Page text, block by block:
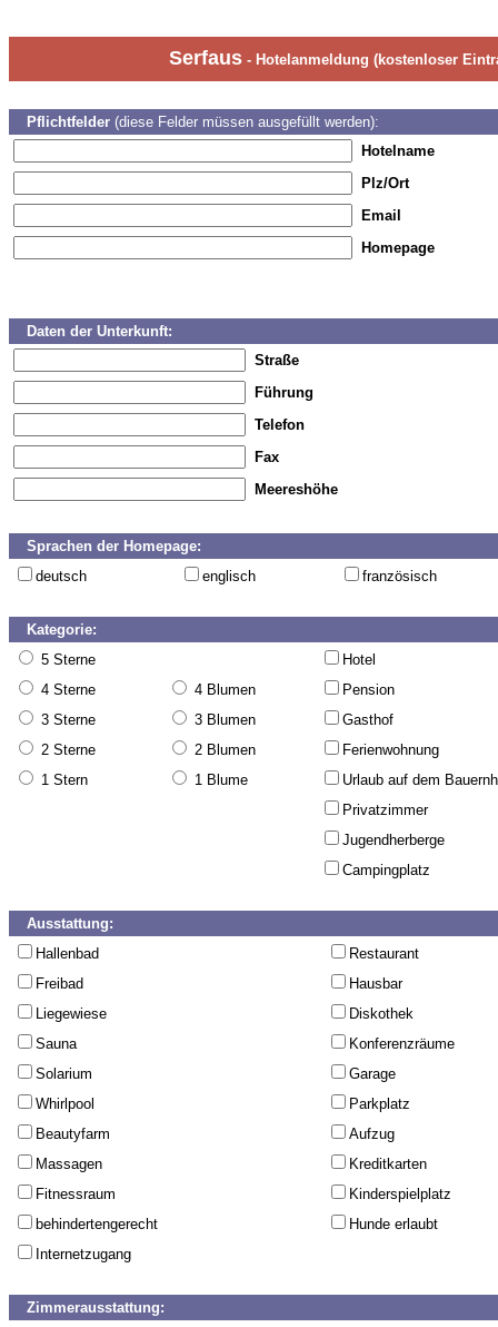
Serfaus- Hotelanmeldung (kostenloser
Pflichtfelder (diese Felder müssen ausgefüllt werden):
Hotelname
Plz/Ort
Email
Homepage
Daten der Unterkunft:
Straße
Führung
Telefon
Fax
Meereshöhe
Sprachen der Homepage:
deutsch
englisch französisch
Kategorie:
5 Sterne
Hotel
4 Sterne
4 Blumen
Pension
3 Sterne
3 Blumen
Gasthof
2 Sterne
2 Blumen
Ferienwohnung
1 Stern
1 Blume
Urlaub auf dem
Privatzimmer
Jugendherberge
Campingplatz
Ausstattung:
Hallenbad
Restaurant
Freibad
Hausbar
Liegewiese
Diskothek
Sauna
Konferenzräume
Solarium
Garage
Whirlpool
Parkplatz
Beautyfarm
Aufzug
Massagen
Kreditkarten
Fitnessraum
Kinderspielplatz
behindertengerecht
Hunde erlaubt
Internetzugang
Zimmerausstattung: